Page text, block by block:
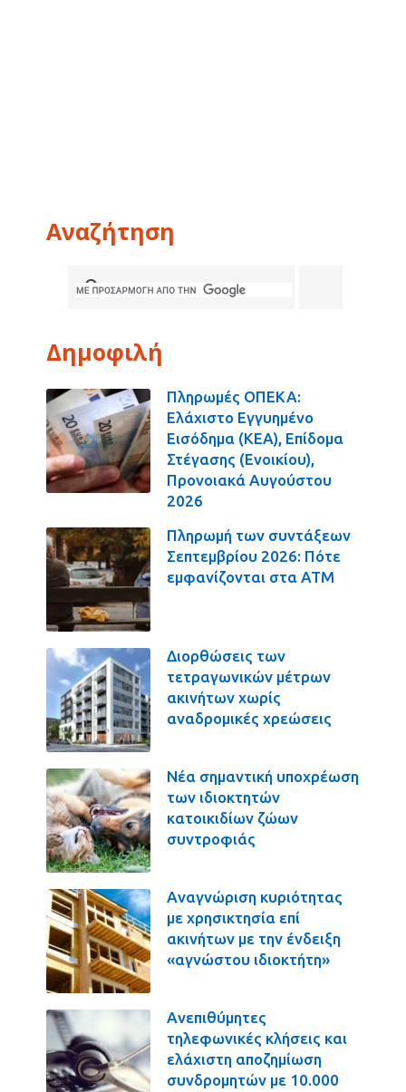
Αναζήτηση
Δημοφιλή
Πληρωμές ΟΠΕΚΑ:
Ελάχιστο Εγγυημένο
Εισόδημα (ΚΕΑ), Επίδομα
Στέγασης (Ενοικίου),
Προνοιακά Αυγούστου
2026
Πληρωμή των συντάξεων
Σεπτεμβρίου 2026: Πότε
εμφανίζονται στα ΑΤΜ
Διορθώσεις των
τετραγωνικών μέτρων
ακινήτων χωρίς
αναδρομικές χρεώσεις
Νέα σημαντική υποχρέωση
των ιδιοκτητών
κατοικιδίων ζώων
συντροφιάς
Αναγνώριση κυριότητας
με χρησικτησία επί
ακινήτων με την ένδειξη
«αγνώστου ιδιοκτήτη»
Ανεπιθύμητες
τηλεφωνικές κλήσεις και
ελάχιστη αποζημίωση
συνδρομητών με 10.000